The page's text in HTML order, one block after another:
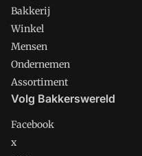
Bakkerij
Winkel
Mensen
Ondernemen
Assortiment
Volg Bakkerswereld
Facebook
x